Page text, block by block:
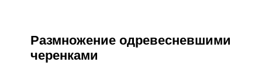
Размножение одревесневшими
черенками